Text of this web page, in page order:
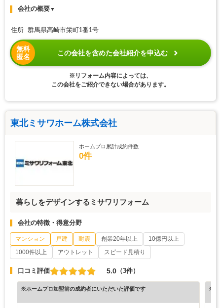
会社の概要▼
住所 群馬県高崎市栄町1番1号
無料
匿名
この会社を含めた会社紹介を申込む
※リフォーム内容によっては、
この会社をご紹介できない場合があります。
東北ミサワホーム株式会社
ホームプロ累計成約件数
0件
暮らしをデザインするミサワリフォーム
会社の特徴・得意分野
マンション 戸建 耐震 創業20年以上
10億円以上
1000件以上
アウトレット スピード見積り
口コミ評価 5.0 （3件）
※ホームプロ加盟前の成約者にいただいた評価です ※ホ